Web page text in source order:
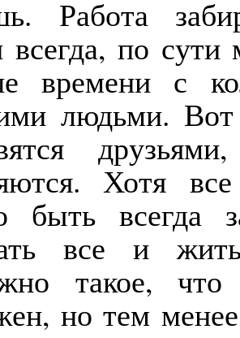
Работа
всегда, по
времени с
людьми.
Хотя
быть всегда
все и
такое,
но тем